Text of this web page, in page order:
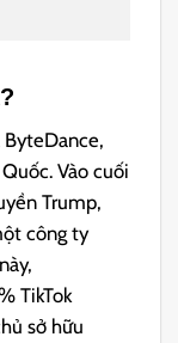
ByteDance,
Vào cuối
Trump,
công ty
TikTok
sở hữu